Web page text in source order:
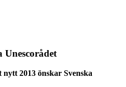
Unescorådet
2013 önskar Svenska